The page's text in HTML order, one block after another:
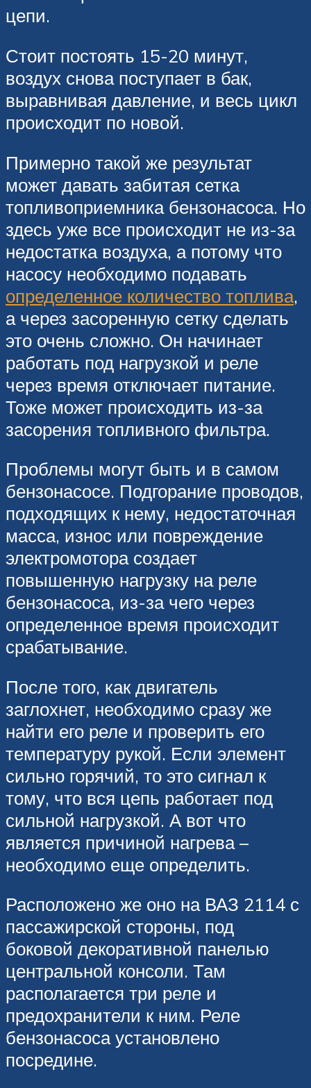
цепи.
Стоит постоять 15-20 минут,
воздух снова поступает в бак,
выравнивая давление, и весь цикл
происходит по новой.
Примерно такой же результат
может давать забитая сетка
топливоприемника бензонасоса. Но
здесь уже все происходит не из-за
недостатка воздуха, а потому что
насосу необходимо подавать
определенное количество топлива,
а через засоренную сетку сделать
это очень сложно. Он начинает
работать под нагрузкой и реле
через время отключает питание.
Тоже может происходить из-за
засорения топливного фильтра.
Проблемы могут быть и в самом
бензонасосе. Подгорание проводов,
подходящих к нему, недостаточная
масса, износ или повреждение
электромотора создает
повышенную нагрузку на реле
бензонасоса, из-за чего через
определенное время происходит
срабатывание.
После того, как двигатель
заглохнет, необходимо сразу же
найти его реле и проверить его
температуру рукой. Если элемент
сильно горячий, то это сигнал к
тому, что вся цепь работает под
сильной нагрузкой. А вот что
является причиной нагрева –
необходимо еще определить.
Расположено же оно на ВАЗ 2114 с
пассажирской стороны, под
боковой декоративной панелью
центральной консоли. Там
располагается три реле и
предохранители к ним. Реле
бензонасоса установлено
посредине.